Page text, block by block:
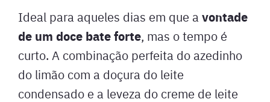
Ideal para aqueles dias em que a vontade
de um doce bate forte, mas o tempo é
curto. A combinação perfeita do azedinho
do limão com a doçura do leite
condensado e a leveza do creme de leite